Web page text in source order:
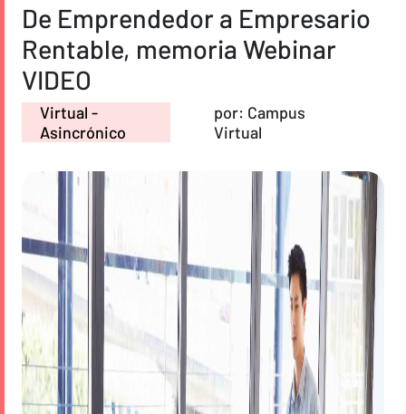
De Emprendedor a Empresario
Rentable, memoria Webinar
VIDEO
Virtual -
Asincrónico
por: Campus
Virtual